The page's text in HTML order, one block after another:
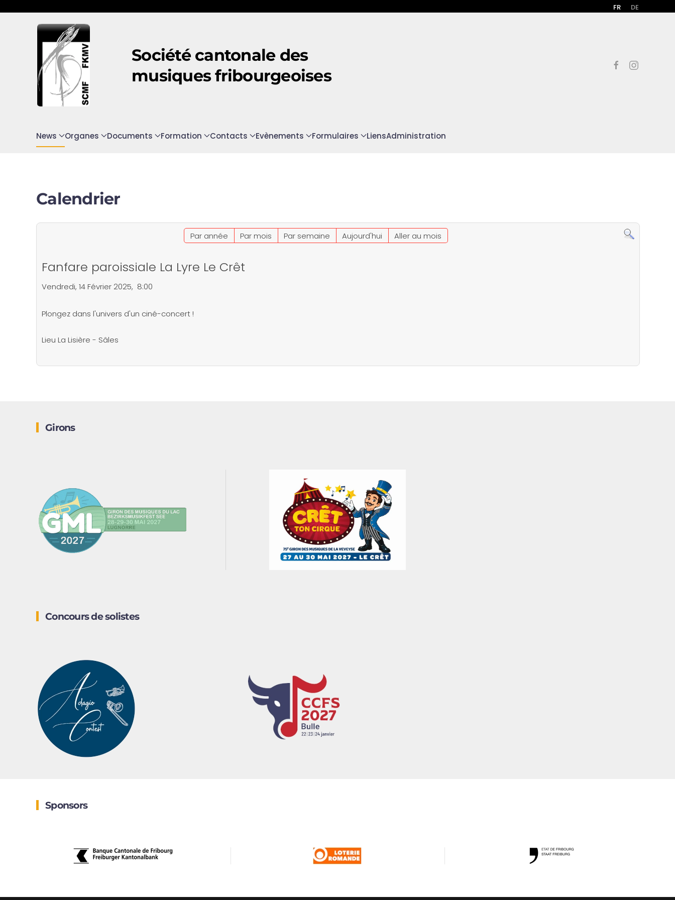
Accéder au contenu principal
FR DE
Société cantonale des
musiques fribourgeoises
News Organes Documents Formation Contacts Evènements Formulaires LiensAdministration
Calendrier
Par année Par mois Par semaine Aujourd'hui Aller au mois
Fanfare paroissiale La Lyre Le Crêt
Vendredi, 14 Février 2025, 8:00
Plongez dans l'univers d'un ciné-concert !
Lieu La Lisière - Sâles
Girons
Concours de solistes
Sponsors